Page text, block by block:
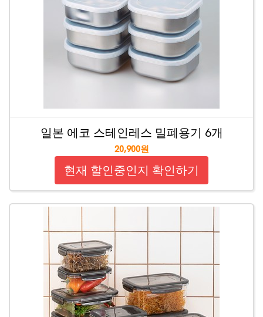
일본 에코 스테인레스 밀폐용기 6개
20,900원
현재 할인중인지 확인하기